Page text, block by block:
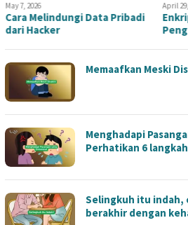
May 7, 2026
Cara Melindungi Data Pribadi
dari Hacker
April
Memaafkan Meski
Menghadapi
Perhatikan 6
Selingkuh itu indah,
berakhir dengan